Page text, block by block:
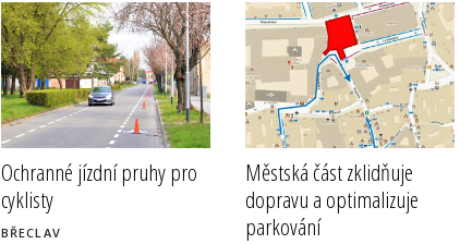
Ochranné jízdní pruhy pro
cyklisty
BŘECLAV
Městská část zklidňuje
dopravu a optimalizuje
parkování